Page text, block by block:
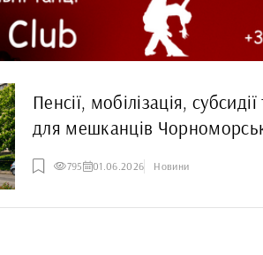
Пенсії, мобілізація,
для мешканців
795 01.06.2026 Новини